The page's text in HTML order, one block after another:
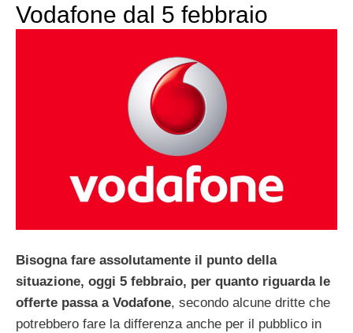
Vodafone dal 5 febbraio
Bisogna fare assolutamente il punto della
situazione, oggi 5 febbraio, per quanto riguarda le
offerte passa a Vodafone, secondo alcune dritte che
potrebbero fare la differenza anche per il pubblico in